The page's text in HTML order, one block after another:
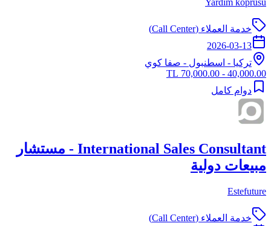
خدمة العملاء (Call Center)
2026-03-13
تركيا - اسطنبول - صفا كوي
40,000.00 - 70,000.00 TL
دوام كامل
International Sales Consultant - مستشار
مبيعات دولية
Estefuture
خدمة العملاء (Call Center)